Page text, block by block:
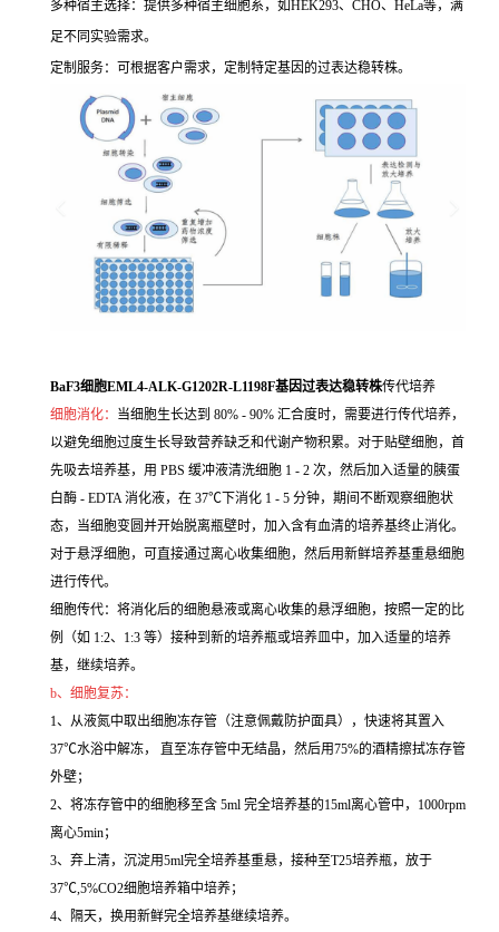
多种宿主选择：提供多种宿主细胞系，如HEK293、CHO、HeLa等，满
足不同实验需求。
定制服务：可根据客户需求，定制特定基因的过表达稳转株。
BaF3细胞EML4-ALK-G1202R-L1198F基因过表达稳转株传代培养
细胞消化： 当细胞生长达到 80% - 90% 汇合度时，需要进行传代培养，
以避免细胞过度生长导致营养缺乏和代谢产物积累。对于贴壁细胞，首
先吸去培养基，用 PBS 缓冲液清洗细胞 1 - 2 次，然后加入适量的胰蛋
白酶 - EDTA 消化液，在 37℃下消化 1 - 5 分钟，期间不断观察细胞状
态，当细胞变圆并开始脱离瓶壁时，加入含有血清的培养基终止消化。
对于悬浮细胞，可直接通过离心收集细胞，然后用新鲜培养基重悬细胞
进行传代。
细胞传代：将消化后的细胞悬液或离心收集的悬浮细胞，按照一定的比
例（如 1:2、1:3 等）接种到新的培养瓶或培养皿中，加入适量的培养
基，继续培养。
b、细胞复苏：
1、从液氮中取出细胞冻存管（注意佩戴防护面具），快速将其置入
37℃水浴中解冻， 直至冻存管中无结晶，然后用75%的酒精擦拭冻存管
外壁；
2、将冻存管中的细胞移至含 5ml 完全培养基的15ml离心管中，1000rpm
离心5min；
3、弃上清，沉淀用5ml完全培养基重悬，接种至T25培养瓶，放于
37℃,5%CO2细胞培养箱中培养；
4、隔天，换用新鲜完全培养基继续培养。